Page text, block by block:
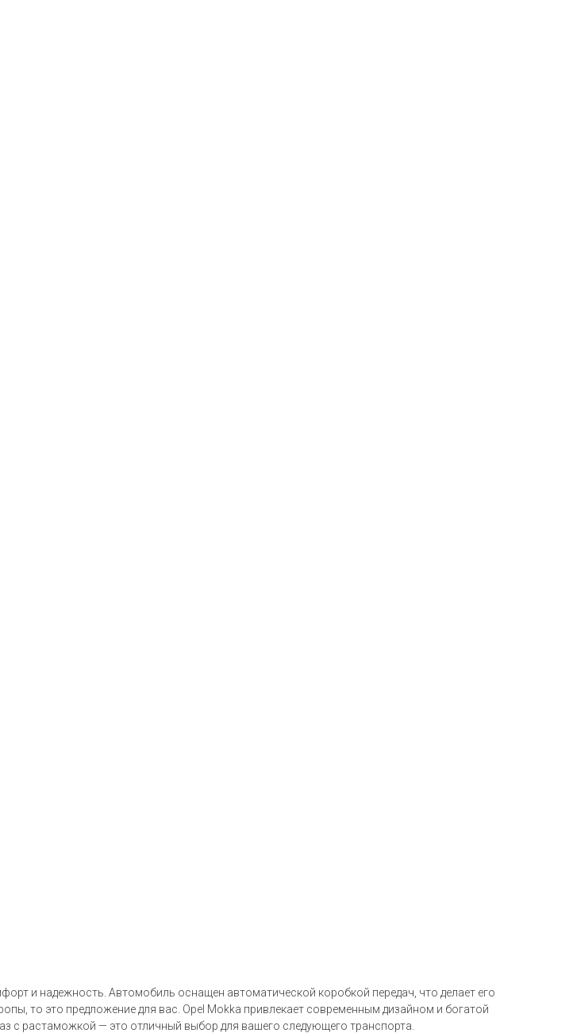
и надежность. Автомобиль оснащен автоматической коробкой передач, что делает его
то это предложение для вас. Opel Mokka привлекает современным дизайном и богатой
с растаможкой — это отличный выбор для вашего следующего транспорта.